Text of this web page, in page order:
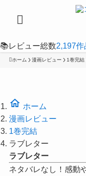
📚レビュー総数2,197作
ホーム 漫画レビュー 1巻完結
home ホーム
漫画レビュー
1巻完結
ラブレター
ラブレター
ネタバレなし！感動